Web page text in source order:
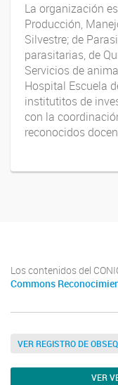
La organización
Producción,
Silvestre; de
parasitarias, de
Servicios de
Hospital Escuela
institutitos de
con la
reconocidos
Los contenidos del
Commons
VER REGISTRO DE
VER